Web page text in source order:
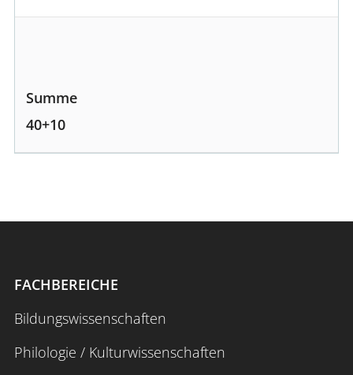
Summe
40+10
FACHBEREICHE
Bildungswissenschaften
Philologie / Kulturwissenschaften